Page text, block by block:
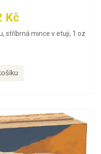
Kč
stříbrná mince v etuji, 1 oz